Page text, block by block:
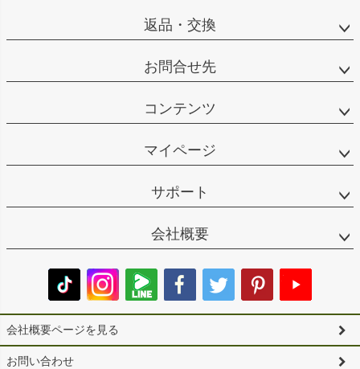
返品・交換
お問合せ先
コンテンツ
マイページ
サポート
会社概要
会社概要ページを見る
お問い合わせ